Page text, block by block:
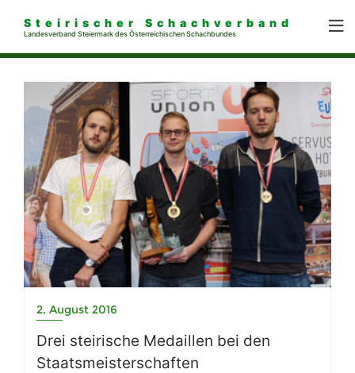
Steirischer Schachverband
Landesverband Steiermark des Österreichischen Schachbundes
2. August 2016
Drei steirische Medaillen bei den
Staatsmeisterschaften